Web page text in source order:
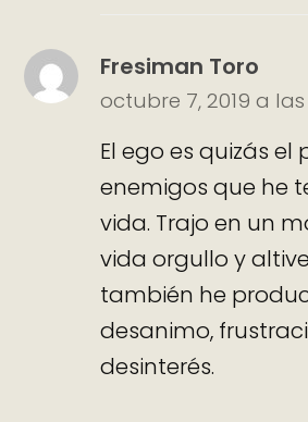
Fresiman Toro
octubre 7, 2019 a las
El ego es quizás el
enemigos que he
vida. Trajo en un
vida orgullo y
también he
desanimo,
desinterés.